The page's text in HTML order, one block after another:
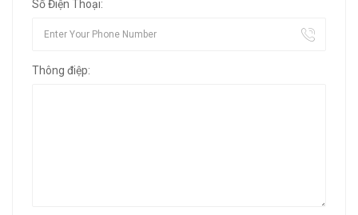
Số Điện Thoại:
Thông điệp: